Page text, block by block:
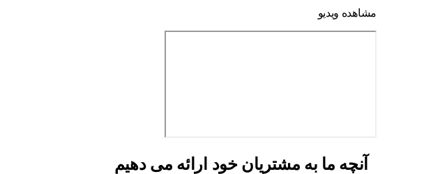
مشاهده ویدیو
آنچه ما به مشتریان خود ارائه می دهیم